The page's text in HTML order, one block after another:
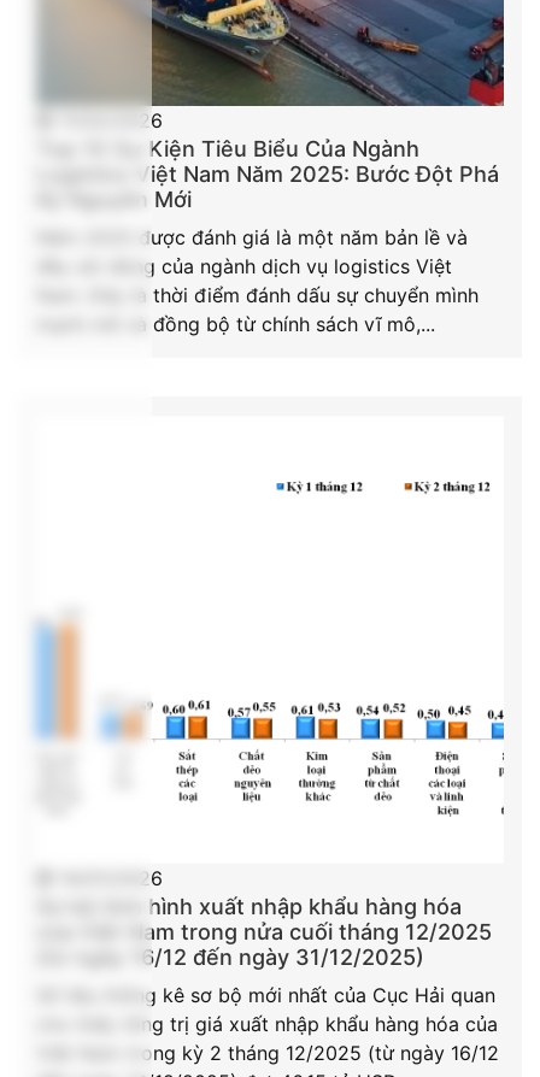
11/02/2026
Top 10 Sự Kiện Tiêu Biểu Của Ngành
Logistics Việt Nam Năm 2025: Bước Đột Phá
Kỷ Nguyên Mới
Năm 2025 được đánh giá là một năm bản lề và
đầy sôi động của ngành dịch vụ logistics Việt
Nam. Đây là thời điểm đánh dấu sự chuyển mình
mạnh mẽ và đồng bộ từ chính sách vĩ mô,...
14/01/2026
Sơ bộ tình hình xuất nhập khẩu hàng hóa
của Việt Nam trong nửa cuối tháng 12/2025
(từ ngày 16/12 đến ngày 31/12/2025)
Số liệu thống kê sơ bộ mới nhất của Cục Hải quan
cho thấy tổng trị giá xuất nhập khẩu hàng hóa của
Việt Nam trong kỳ 2 tháng 12/2025 (từ ngày 16/12